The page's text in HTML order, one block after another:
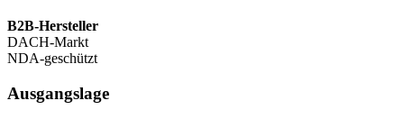
B2B-Hersteller
DACH-Markt
NDA-geschützt
Ausgangslage